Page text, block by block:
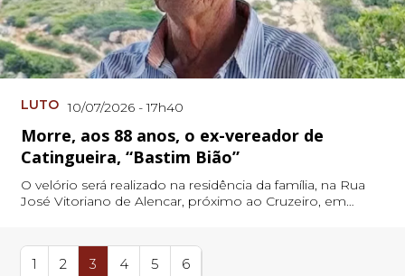
LUTO 10/07/2026 - 17h40
Morre, aos 88 anos, o ex-vereador de
Catingueira, “Bastim Bião”
O velório será realizado na residência da família, na Rua
José Vitoriano de Alencar, próximo ao Cruzeiro, em
1 2 3 4 5 6